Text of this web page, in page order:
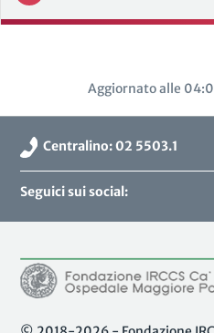
Aggiornato alle
Centralino: 02 5503.1
Seguici sui social: